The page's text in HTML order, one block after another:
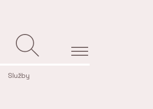
Služby